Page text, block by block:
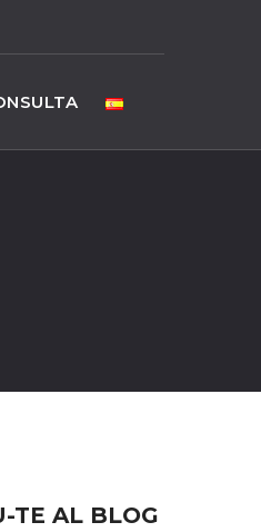
TE AL BLOG